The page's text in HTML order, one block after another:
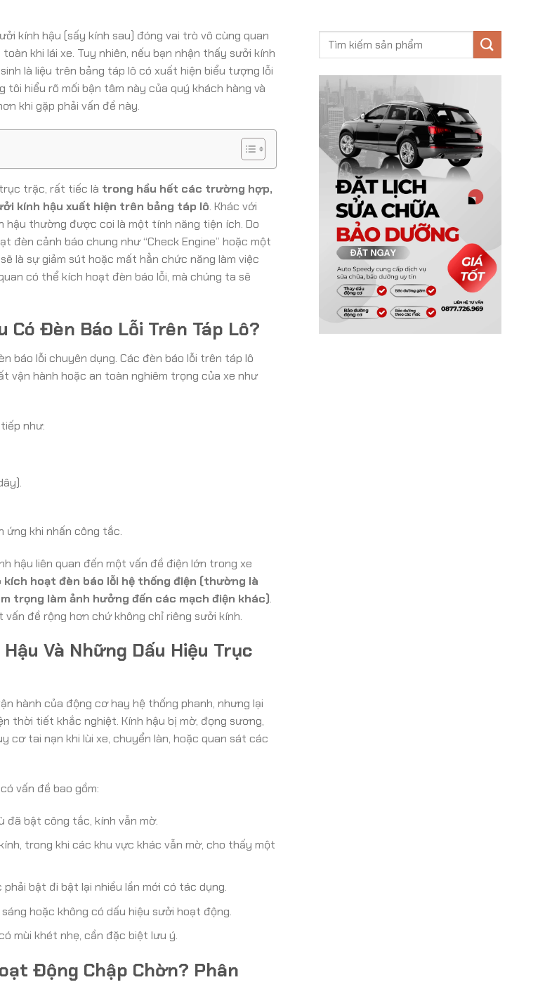
kính hậu (sấy kính sau) đóng vai trò vô cùng quan
khi lái xe. Tuy nhiên, nếu bạn nhận thấy sưởi kính
là liệu trên bảng táp lô có xuất hiện biểu tượng lỗi
hiểu rõ mối bận tâm này của quý khách hàng và
khi gặp phải vấn đề này.
trặc, rất tiếc là trong hầu hết các trường hợp,
kính hậu xuất hiện trên bảng táp lô. Khác với
thường được coi là một tính năng tiện ích. Do
đèn cảnh báo chung như “Check Engine” hoặc một
là sự giảm sút hoặc mất hẳn chức năng làm việc
có thể kích hoạt đèn báo lỗi, mà chúng ta sẽ
Có Đèn Báo Lỗi Trên Táp Lô?
báo lỗi chuyên dụng. Các đèn báo lỗi trên táp lô
vận hành hoặc an toàn nghiêm trọng của xe như
như:
ứng khi nhấn công tắc.
hậu liên quan đến một vấn đề điện lớn trong xe
hoạt đèn báo lỗi hệ thống điện (thường là
trọng làm ảnh hưởng đến các mạch điện khác).
đề rộng hơn chứ không chỉ riêng sưởi kính.
Và Những Dấu Hiệu Trục
hành của động cơ hay hệ thống phanh, nhưng lại
thời tiết khắc nghiệt. Kính hậu bị mờ, đọng sương,
cơ tai nạn khi lùi xe, chuyển làn, hoặc quan sát các
vấn đề bao gồm:
đã bật công tắc, kính vẫn mờ.
trong khi các khu vực khác vẫn mờ, cho thấy một
bật đi bật lại nhiều lần mới có tác dụng.
hoặc không có dấu hiệu sưởi hoạt động.
mùi khét nhẹ, cần đặc biệt lưu ý.
Động Chập Chờn? Phân